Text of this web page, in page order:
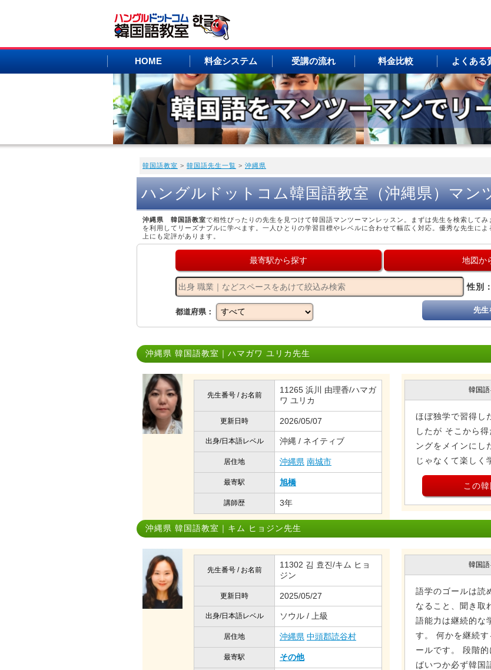
HOME 料金システム 受講の流れ 料金比較 よくある
韓国語教室 > 韓国語先生一覧 > 沖縄県
ハングルドットコム韓国語教室（沖縄県）マン
沖縄県 韓国語教室で相性ぴったりの先生を見つけて韓国語マンツーマンレッスン。まずは先生を検索して
を利用してリーズナブルに学べます。一人ひとりの学習目標やレベルに合わせて幅広く対応。優秀な先生に
上にも定評があります。
最寄駅から探す 地図か
性別：
都道府県： 先生
沖縄県 韓国語教室｜ハマガワ ユリカ先生
先生番号 / お名前
11265 浜川 由理香/ハマガ
ワ ユリカ
更新日時 2026/05/07
出身/日本語レベル 沖縄 / ネイティブ
居住地 沖縄県 南城市
最寄駅 旭橋
講師歴 3年
韓国
ほぼ独学で習得し
したが そこから
ングをメインにし
じゃなくて楽しく
この
沖縄県 韓国語教室｜キム ヒョジン先生
先生番号 / お名前
11302 김 효진/キム ヒョ
ジン
更新日時 2025/05/27
出身/日本語レベル ソウル / 上級
居住地 沖縄県 中頭郡読谷村
最寄駅 その他
韓国
語学のゴールは読
なること、聞き取
語能力は継続的な
す。 何かを継続
ールです。 段階
ばいつか必ず韓国